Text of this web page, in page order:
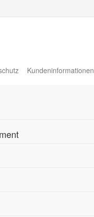
Kundeninformationen